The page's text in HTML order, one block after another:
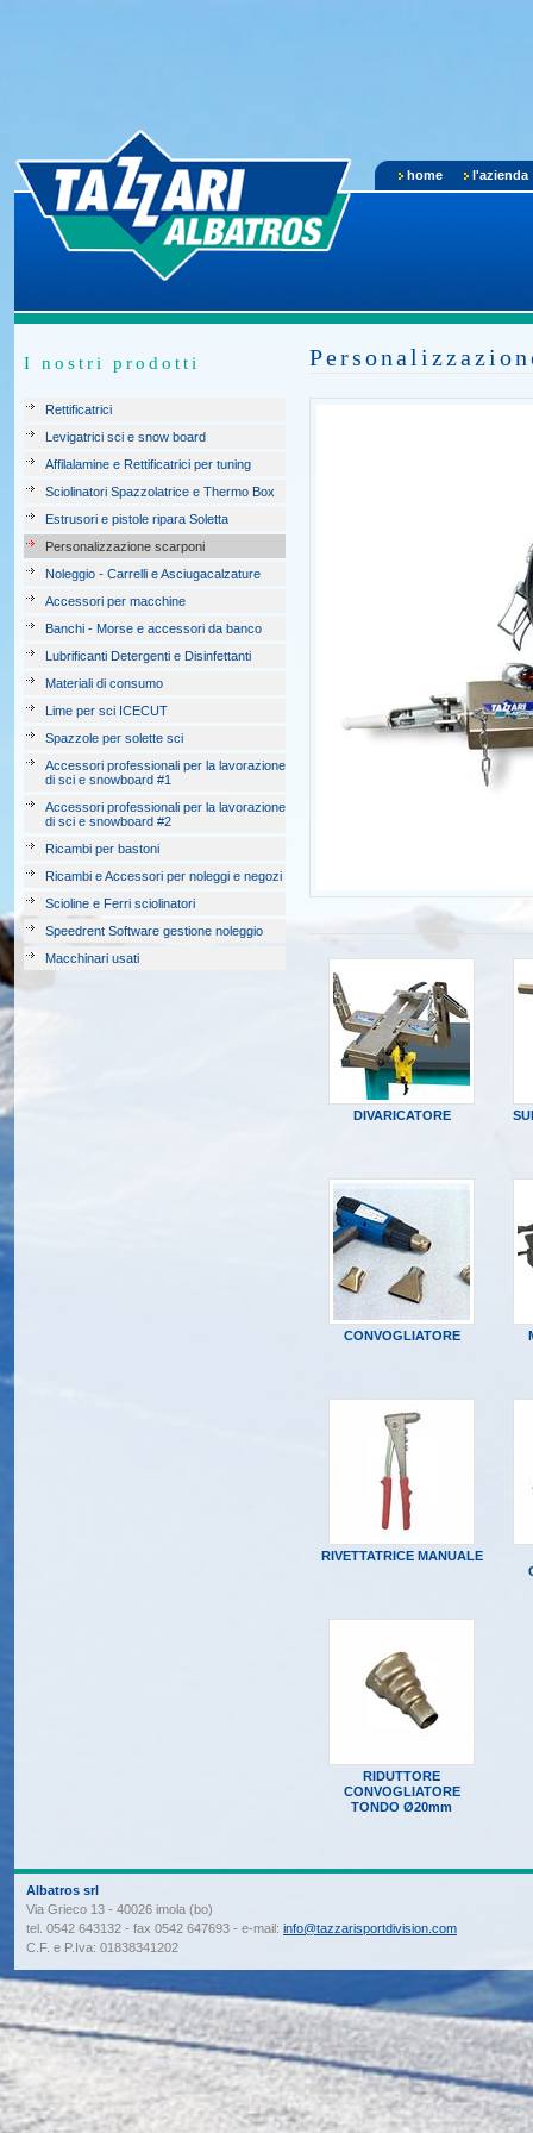
home l'azienda
I nostri prodotti
Rettificatrici
Levigatrici sci e snow board
Affilalamine e Rettificatrici per tuning
Sciolinatori Spazzolatrice e Thermo Box
Estrusori e pistole ripara Soletta
Personalizzazione scarponi
Noleggio - Carrelli e Asciugacalzature
Accessori per macchine
Banchi - Morse e accessori da banco
Lubrificanti Detergenti e Disinfettanti
Materiali di consumo
Lime per sci ICECUT
Spazzole per solette sci
Accessori professionali per la lavorazione
di sci e snowboard #1
Accessori professionali per la lavorazione
di sci e snowboard #2
Ricambi per bastoni
Ricambi e Accessori per noleggi e negozi
Scioline e Ferri sciolinatori
Speedrent Software gestione noleggio
Macchinari usati
DIVARICATORE
CONVOGLIATORE
RIVETTATRICE MANUALE
RIDUTTORE
CONVOGLIATORE
TONDO Ø20mm
Albatros srl
Via Grieco 13 - 40026 imola (bo)
tel. 0542 643132 - fax 0542 647693 - e-mail: info@tazzarisportdivision.com
C.F. e P.Iva: 01838341202